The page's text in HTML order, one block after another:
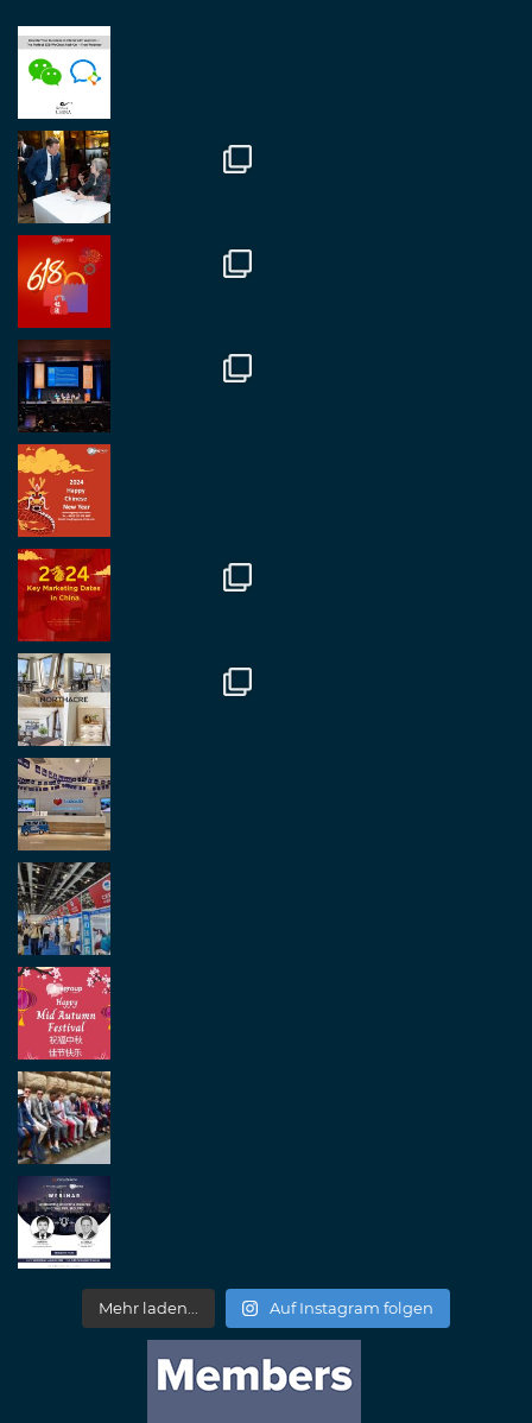
Great to be at
fantastic event set against an amazing backdrop of
##burjkhalifa
Twitter
RegroupChina
Great to catch up with our colleague and friend,
Mr Daniel Batemam discussing new opportunities
in China. A pleasure as always.
#rethinkchina
Regroup Media
Great to be at the Transport and Logistics Expo
in Antwerp today. Great to catch up with friends
and partners.
Load More
Mehr laden... Auf Instagram folgen